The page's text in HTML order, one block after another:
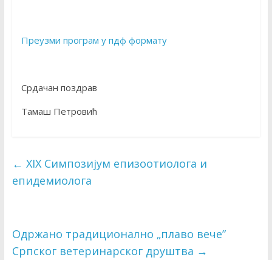
Преузми програм у пдф формату
Срдачан поздрав
Тамаш Петровић
← XIX Симпозијум епизоотиолога и
епидемиолога
Одржано традиционално „плаво вече”
Српског ветеринарског друштва →